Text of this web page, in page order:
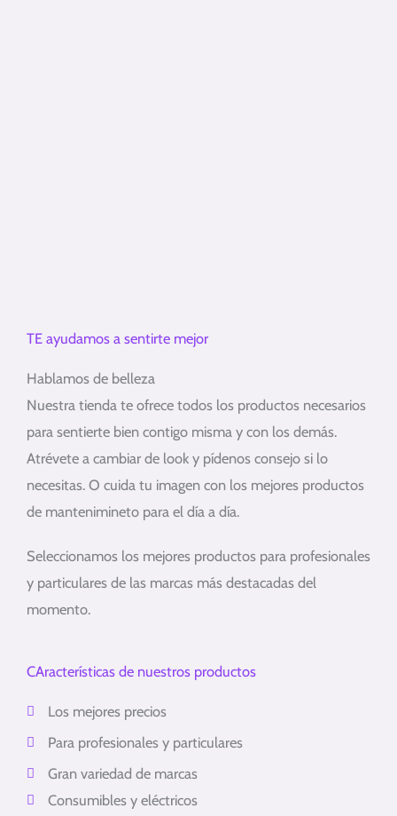
TE ayudamos a sentirte mejor
Hablamos de belleza
Nuestra tienda te ofrece todos los productos necesarios
para sentierte bien contigo misma y con los demás.
Atrévete a cambiar de look y pídenos consejo si lo
necesitas. O cuida tu imagen con los mejores productos
de mantenimineto para el día a día.
Seleccionamos los mejores productos para profesionales
y particulares de las marcas más destacadas del
momento.
CAracterísticas de nuestros productos
Los mejores precios
Para profesionales y particulares
Gran variedad de marcas
Consumibles y eléctricos